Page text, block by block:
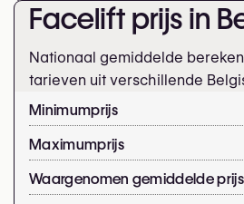
Facelift prijs in
Nationaal gemiddelde
tarieven uit verschillende
Minimumprijs
Maximumprijs
Waargenomen gemiddelde prijs